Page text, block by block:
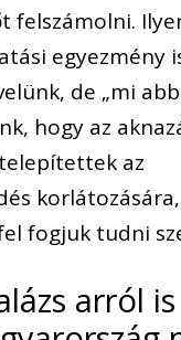
felszámolni.
egyezmény
de „mi
hogy az
az
fogjuk tudni
arról